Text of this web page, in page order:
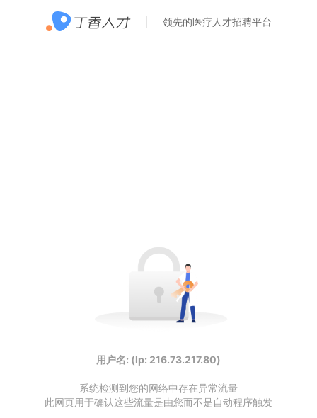
领先的医疗人才招聘平台
用户名: (Ip: 216.73.217.80)
系统检测到您的网络中存在异常流量
此网页用于确认这些流量是由您而不是自动程序触发